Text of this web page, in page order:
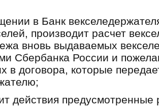
в Банк
производит расчет
вновь выдаваемых
Сбербанка России и
в договора, которые
действия предусмотренные